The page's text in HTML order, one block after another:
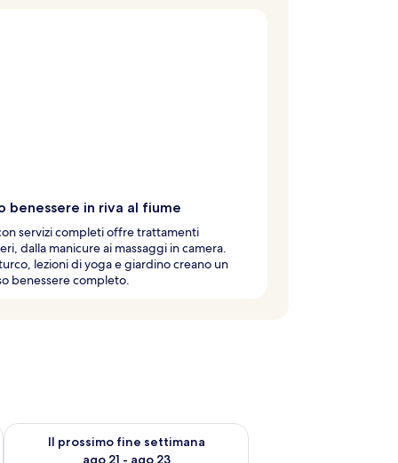
benessere in riva al fiume
servizi completi offre trattamenti
dalla manicure ai massaggi in camera.
lezioni di yoga e giardino creano un
benessere completo.
ago 14 - ago 16
Il prossimo fine settimana
ago 21 - ago 23
Verifica la disponibilità per il prossimo fine settimana, ago 21